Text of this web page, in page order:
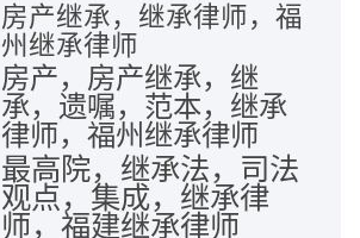
房产继承，继承律师，福
州继承律师
房产，房产继承，继
承，遗嘱，范本，继承
律师，福州继承律师
最高院，继承法，司法
观点，集成，继承律
师，福建继承律师